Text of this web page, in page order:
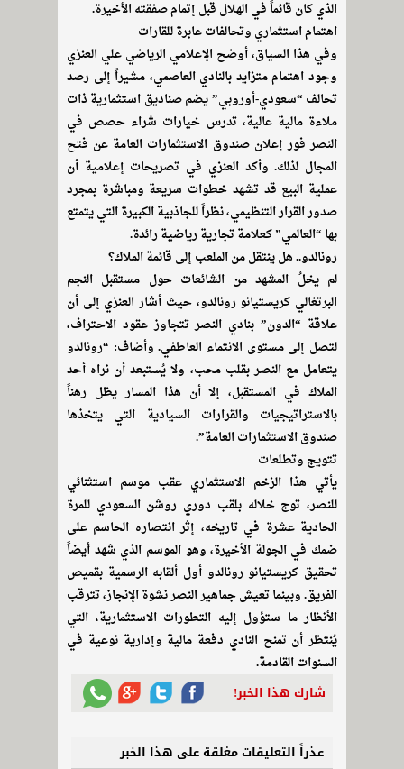
الذي كان قائماً في الهلال قبل إتمام صفقته الأخيرة.
اهتمام استثماري وتحالفات عابرة للقارات
وفي هذا السياق، أوضح الإعلامي الرياضي علي العنزي
وجود اهتمام متزايد بالنادي العاصمي، مشيراً إلى رصد
تحالف “سعودي-أوروبي” يضم صناديق استثمارية ذات
ملاءة مالية عالية، تدرس خيارات شراء حصص في
النصر فور إعلان صندوق الاستثمارات العامة عن فتح
المجال لذلك. وأكد العنزي في تصريحات إعلامية أن
عملية البيع قد تشهد خطوات سريعة ومباشرة بمجرد
صدور القرار التنظيمي، نظراً للجاذبية الكبيرة التي يتمتع
بها “العالمي” كعلامة تجارية رياضية رائدة.
رونالدو.. هل ينتقل من الملعب إلى قائمة الملاك؟
لم يخلُ المشهد من الشائعات حول مستقبل النجم
البرتغالي كريستيانو رونالدو، حيث أشار العنزي إلى أن
علاقة “الدون” بنادي النصر تتجاوز عقود الاحتراف،
لتصل إلى مستوى الانتماء العاطفي. وأضاف: “رونالدو
يتعامل مع النصر بقلب محب، ولا يُستبعد أن نراه أحد
الملاك في المستقبل، إلا أن هذا المسار يظل رهناً
بالاستراتيجيات والقرارات السيادية التي يتخذها
صندوق الاستثمارات العامة”.
تتويج وتطلعات
يأتي هذا الزخم الاستثماري عقب موسم استثنائي
للنصر، توج خلاله بلقب دوري روشن السعودي للمرة
الحادية عشرة في تاريخه، إثر انتصاره الحاسم على
ضمك في الجولة الأخيرة، وهو الموسم الذي شهد أيضاً
تحقيق كريستيانو رونالدو أول ألقابه الرسمية بقميص
الفريق. وبينما تعيش جماهير النصر نشوة الإنجاز، تترقب
الأنظار ما ستؤول إليه التطورات الاستثمارية، التي
يُنتظر أن تمنح النادي دفعة مالية وإدارية نوعية في
السنوات القادمة.
شارك هذا الخبر!
عذراً التعليقات مغلقة على هذا الخبر